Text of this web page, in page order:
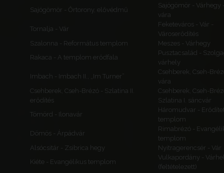
Sajógömör - Őrtorony, elővédmű
Sajógömör - Várhegy
vára
Tornalja - Vár
Feketeváros - Vár -
Városerődítés
Szalonna - Református templom
Meszes - Várhegy
Rakaca - A templom erődfala
Pusztacsalád -
várhely
Imbach - Imbach II., „Im Turner”
Csehberek, Cseh-
vára
Csehberek, Cseh-Brézó - Szlatina II.
erődítés
Csehberek, Cseh-
Szlatina I. sáncvár
Tömörd - Ilonavár
Háromudvar -
templom
Dömös - Árpádvár
Rimabrézó -
templom
Alsócsitár - Zsibrica hegy
Nyitragerencsér - Vár
Kiéte - Evangélikus templom
Vulkapordány -
(feltételezett)